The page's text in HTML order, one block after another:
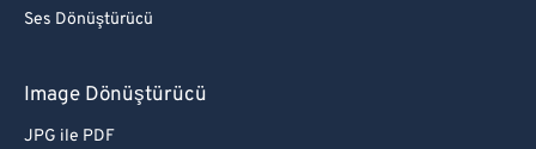
Ses Dönüştürücü
Image Dönüştürücü
JPG ile PDF